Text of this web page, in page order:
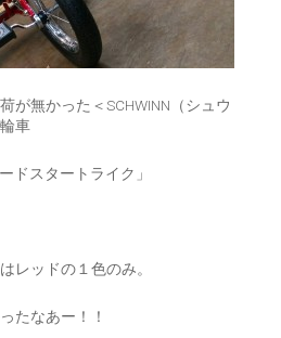
が無かった＜SCHWINN（シュウ
車
ドスタートライク」
レッドの１色のみ。
たなあー！！